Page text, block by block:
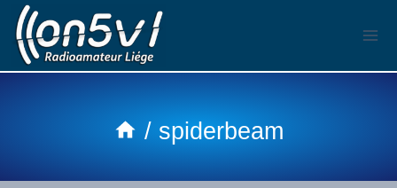
Aller
au
contenu
/ spiderbeam